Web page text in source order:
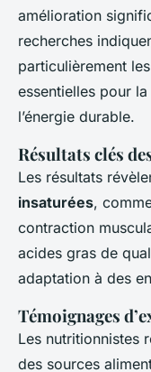
amélioration
recherches
particulièrement les
essentielles pour
l’énergie durable.
Résultats clés
Les résultats
insaturées,
contraction
acides gras de
adaptation à des
Témoignages
Les nutritionnistes
des sources